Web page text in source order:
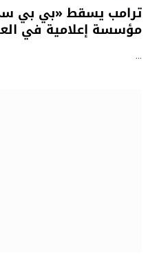
ترامب يسقط «بي بي
مؤسسة إعلامية في
…